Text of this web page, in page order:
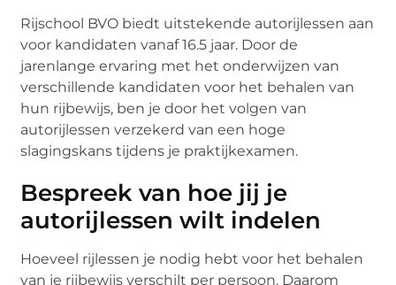
Rijschool BVO biedt uitstekende autorijlessen aan
voor kandidaten vanaf 16.5 jaar. Door de
jarenlange ervaring met het onderwijzen van
verschillende kandidaten voor het behalen van
hun rijbewijs, ben je door het volgen van
autorijlessen verzekerd van een hoge
slagingskans tijdens je praktijkexamen.
Bespreek van hoe jij je
autorijlessen wilt indelen
Hoeveel rijlessen je nodig hebt voor het behalen
van je rijbewijs verschilt per persoon. Daarom